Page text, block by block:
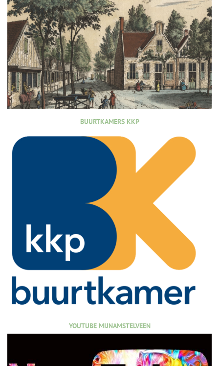
BUURTKAMERS KKP
YOUTUBE MIJNAMSTELVEEN